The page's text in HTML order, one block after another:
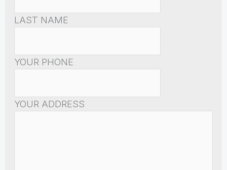
LAST NAME
YOUR PHONE
YOUR ADDRESS